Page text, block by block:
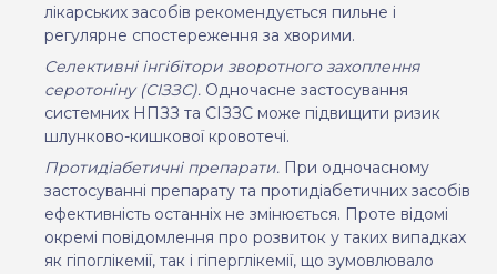
лікарських засобів рекомендується пильне і
регулярне спостереження за хворими.
Селективні інгібітори зворотного захоплення
серотоніну (СІЗЗС). Одночасне застосування
системних НПЗЗ та СІЗЗС може підвищити ризик
шлунково-кишкової кровотечі.
Протидіабетичні препарати. При одночасному
застосуванні препарату та протидіабетичних засобів
ефективність останніх не змінюється. Проте відомі
окремі повідомлення про розвиток у таких випадках
як гіпоглікемії, так і гіперглікемії, що зумовлювало